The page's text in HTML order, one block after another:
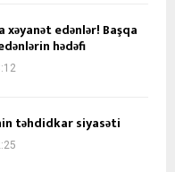
xəyanət edənlər! Başqa
hədəfi
təhdidkar siyasəti